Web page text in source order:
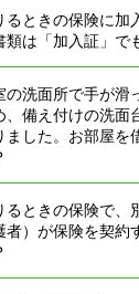
るときの保険に加
類は「加入証」で
の洗面所で手が滑
、備え付けの洗面
ました。お部屋を
るときの保険で、
者）が保険を契約